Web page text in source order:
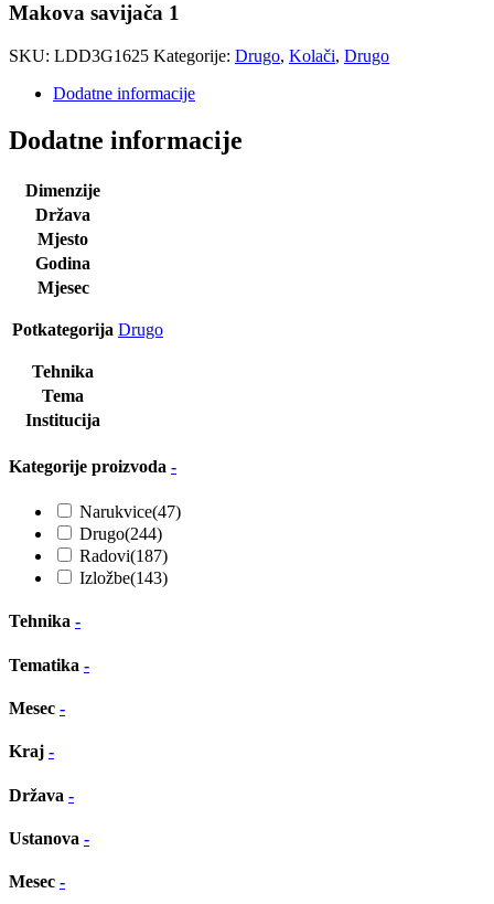
Makova savijača 1
SKU: LDD3G1625 Kategorije: Drugo, Kolači, Drugo
Dodatne informacije
Dodatne informacije
Dimenzije
Država
Mjesto
Godina
Mjesec
Potkategorija Drugo
Tehnika
Tema
Institucija
Kategorije proizvoda -
Narukvice(47)
Drugo(244)
Radovi(187)
Izložbe(143)
Tehnika -
Tematika -
Mesec -
Kraj -
Država -
Ustanova -
Mesec -